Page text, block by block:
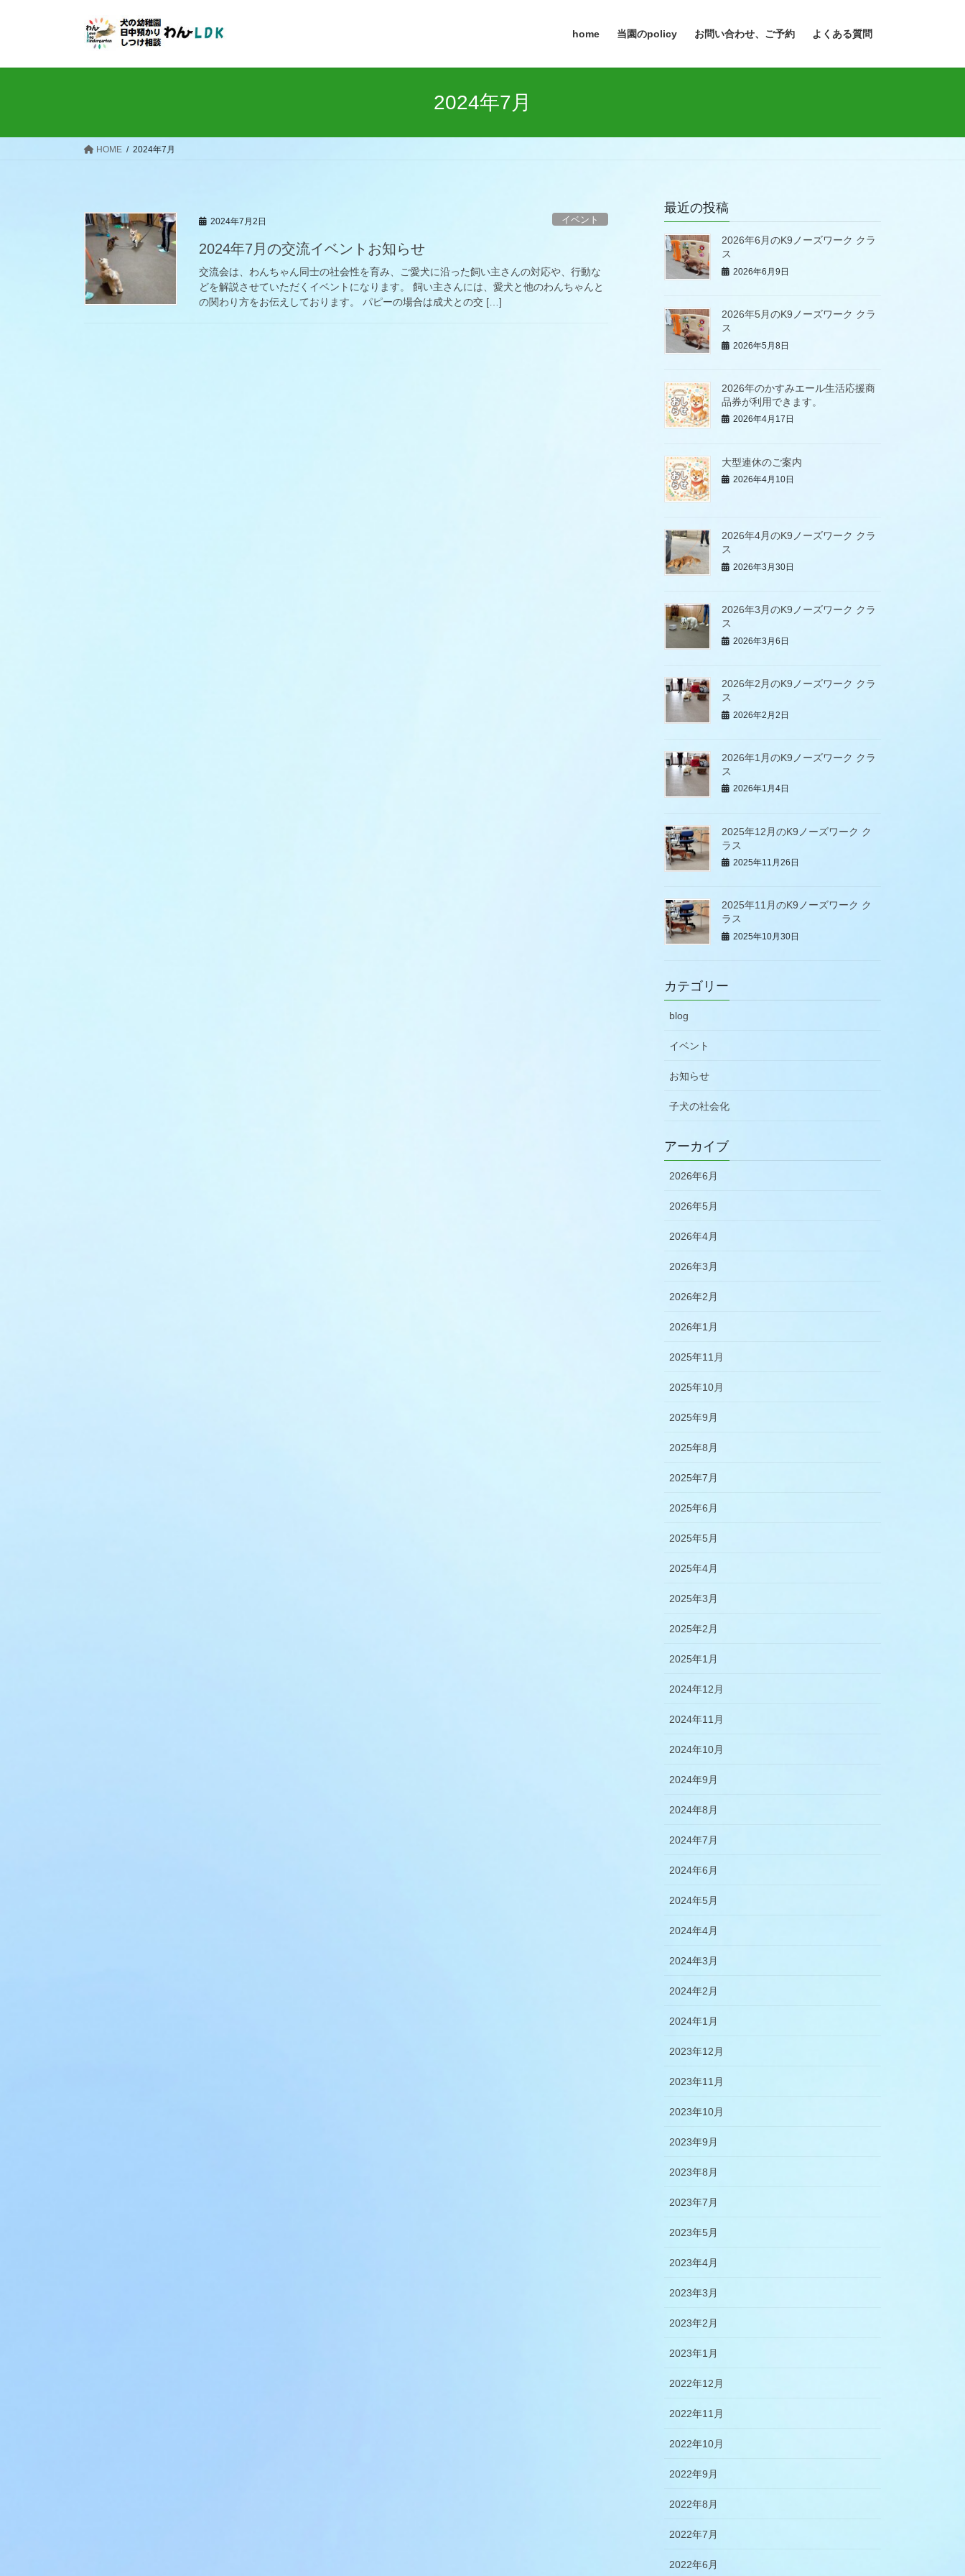
home 当園のpolicy お問い合わせ、ご予約 よくある質問
2024年7月
HOME 2024年7月
2024年7月2日 イベント
2024年7月の交流イベントお知らせ
交流会は、わんちゃん同士の社会性を育み、ご愛犬に沿った飼い主さんの対応や、行動な
どを解説させていただくイベントになります。 飼い主さんには、愛犬と他のわんちゃんと
の関わり方をお伝えしております。 パピーの場合は成犬との交 […]
最近の投稿
2026年6月のK9ノーズワーク クラ
ス
2026年6月9日
2026年5月のK9ノーズワーク クラ
ス
2026年5月8日
2026年のかすみエール生活応援商
品券が利用できます。
2026年4月17日
大型連休のご案内
2026年4月10日
2026年4月のK9ノーズワーク クラ
ス
2026年3月30日
2026年3月のK9ノーズワーク クラ
ス
2026年3月6日
2026年2月のK9ノーズワーク クラ
ス
2026年2月2日
2026年1月のK9ノーズワーク クラ
ス
2026年1月4日
2025年12月のK9ノーズワーク ク
ラス
2025年11月26日
2025年11月のK9ノーズワーク ク
ラス
2025年10月30日
カテゴリー
blog
イベント
お知らせ
子犬の社会化
アーカイブ
2026年6月
2026年5月
2026年4月
2026年3月
2026年2月
2026年1月
2025年11月
2025年10月
2025年9月
2025年8月
2025年7月
2025年6月
2025年5月
2025年4月
2025年3月
2025年2月
2025年1月
2024年12月
2024年11月
2024年10月
2024年9月
2024年8月
2024年7月
2024年6月
2024年5月
2024年4月
2024年3月
2024年2月
2024年1月
2023年12月
2023年11月
2023年10月
2023年9月
2023年8月
2023年7月
2023年5月
2023年4月
2023年3月
2023年2月
2023年1月
2022年12月
2022年11月
2022年10月
2022年9月
2022年8月
2022年7月
2022年6月